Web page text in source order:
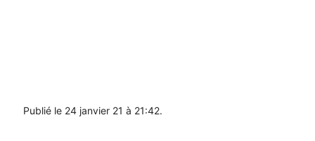
Publié le 24 janvier 21 à 21:42.